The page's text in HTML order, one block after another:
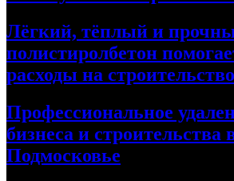
Лёгкий, тёплый и
полистиролбетон
расходы на строительство
Профессиональное
бизнеса и строительства
Подмосковье